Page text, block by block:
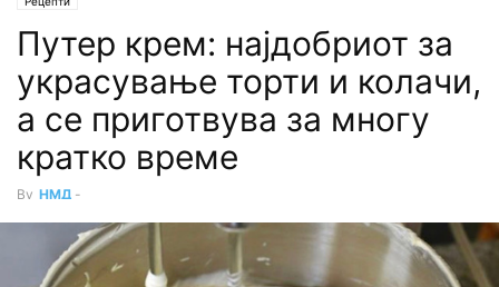
Путер крем: најдобриот за
украсување торти и колачи,
а се приготвува за многу
кратко време
By НМД -